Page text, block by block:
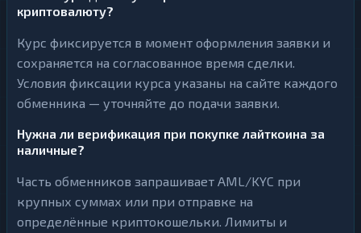
криптовалюту?
Курс фиксируется в момент оформления заявки и
сохраняется на согласованное время сделки.
Условия фиксации курса указаны на сайте каждого
обменника — уточняйте до подачи заявки.
Нужна ли верификация при покупке лайткоина за
наличные?
Часть обменников запрашивает AML/KYC при
крупных суммах или при отправке на
определённые криптокошельки. Лимиты и